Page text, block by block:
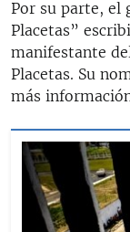
Por su parte, el
Placetas”
manifestante
Placetas. Su
más